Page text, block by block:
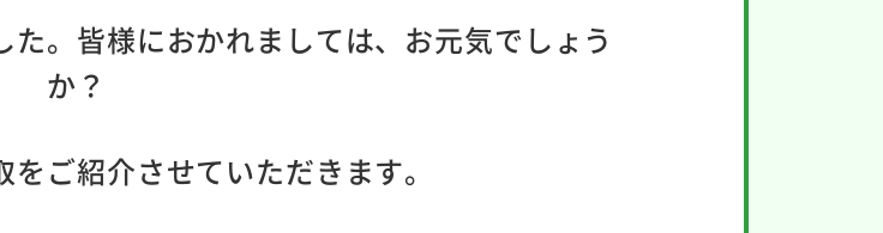
。皆様におかれましては、お元気でしょう
か？
ご紹介させていただきます。